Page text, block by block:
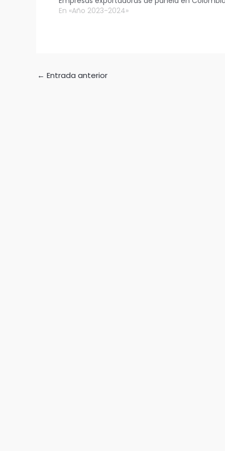
En «Año 2023-2024»
← Entrada anterior